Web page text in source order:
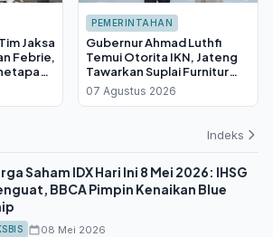
Jaksa
Febrie,
PEMERINTAHAN
Gubernur Ahmad Luthfi
Temui Otorita IKN, Jateng
Tawarkan Suplai Furnitur
Hingga Insentif Fiskal
07 Agustus 2026
Indeks
Saham IDX Hari Ini 8 Mei 2026: IHSG
BBCA Pimpin Kenaikan Blue
08 Mei 2026